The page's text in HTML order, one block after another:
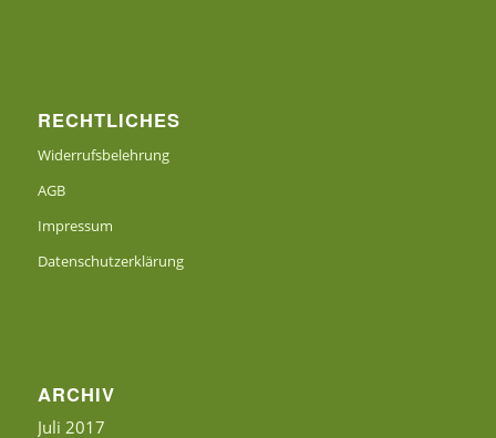
RECHTLICHES
Widerrufsbelehrung
AGB
Impressum
Datenschutzerklärung
ARCHIV
Juli 2017